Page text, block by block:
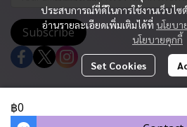
฿0
ประสบการณ์ที่ดีในการใช้งานเว็บไ
อ่านรายละเอียดเพิ่มเติมได้ที่ นโยบา
นโยบายคุกกี้
Set Cookies
Subscribe
Today Visitor